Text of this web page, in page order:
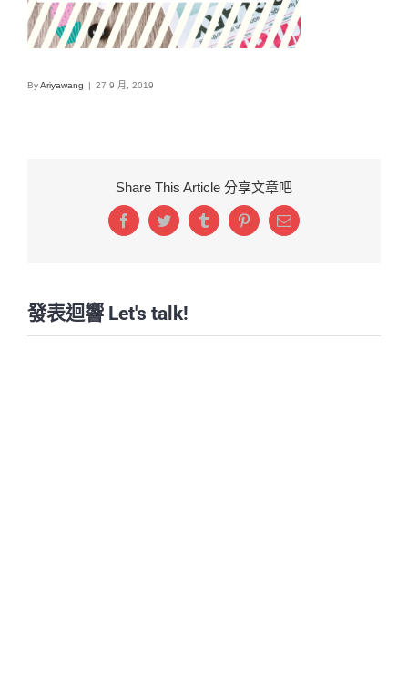
ByAriyawang | 27 9 月, 2019
Share This Article 分享文章吧
FacebookTwitterTumblrPinterestEmail:
發表迴響 Let's talk!